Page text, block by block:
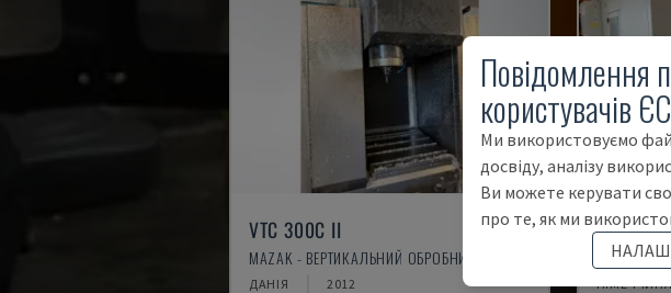
VTC 300C II
MAZAK - ВЕРТИКАЛЬНИЙ ОБРОБНИЙ ЦЕНТР
ДАНІЯ 2012
U5-1530
Повідомлення
користувачів ЄС
Ми використовуємо
досвіду, аналізу
Ви можете керувати
про те, як ми